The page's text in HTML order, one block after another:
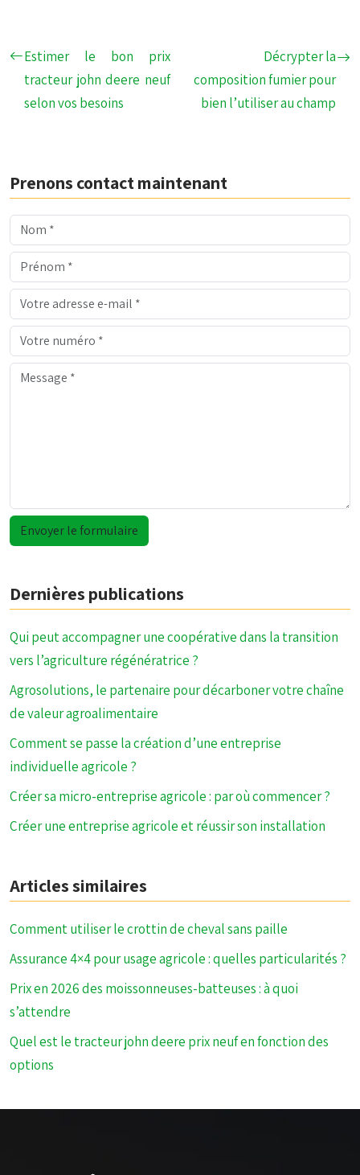
Estimer le bon prix
tracteur john deere neuf
selon vos besoins
Décrypter la
composition fumier pour
bien l’utiliser au champ
Prenons contact maintenant
Dernières publications
Qui peut accompagner une coopérative dans la transition
vers l’agriculture régénératrice ?
Agrosolutions, le partenaire pour décarboner votre chaîne
de valeur agroalimentaire
Comment se passe la création d’une entreprise
individuelle agricole ?
Créer sa micro-entreprise agricole : par où commencer ?
Créer une entreprise agricole et réussir son installation
Articles similaires
Comment utiliser le crottin de cheval sans paille
Assurance 4×4 pour usage agricole : quelles particularités ?
Prix en 2026 des moissonneuses-batteuses : à quoi
s’attendre
Quel est le tracteur john deere prix neuf en fonction des
options